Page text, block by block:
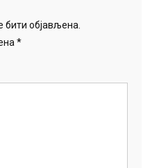
бити објављена.
*